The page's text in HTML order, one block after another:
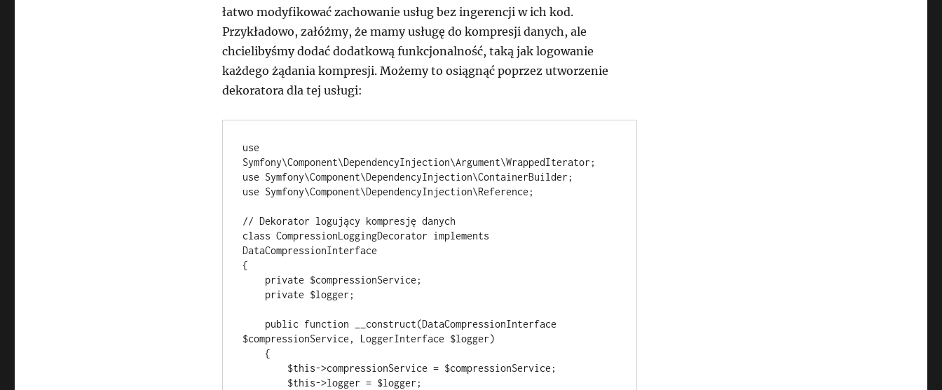
łatwo modyfikować zachowanie usług bez ingerencji w ich kod.
Przykładowo, załóżmy, że mamy usługę do kompresji danych, ale
chcielibyśmy dodać dodatkową funkcjonalność, taką jak logowanie
każdego żądania kompresji. Możemy to osiągnąć poprzez utworzenie
dekoratora dla tej usługi:
use
Symfony\Component\DependencyInjection\Argument\WrappedIterator;
use Symfony\Component\DependencyInjection\ContainerBuilder;
use Symfony\Component\DependencyInjection\Reference;
// Dekorator logujący kompresję danych
class CompressionLoggingDecorator implements
DataCompressionInterface
{
$compressionService, LoggerInterface $logger)